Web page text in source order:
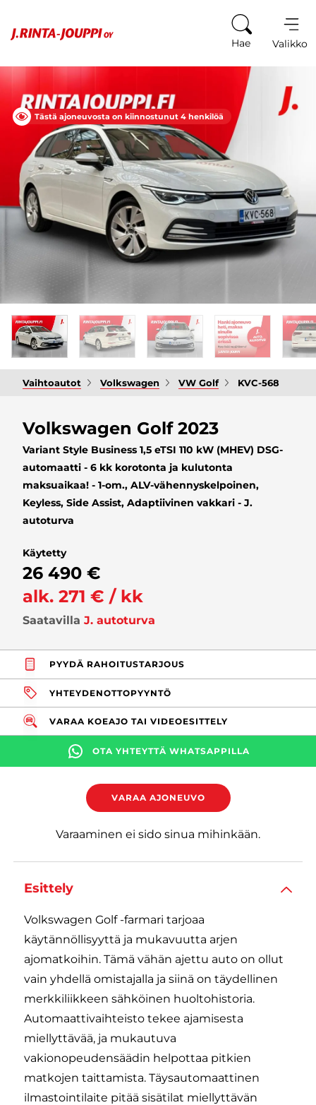
Hae Valikko
Tästä ajoneuvosta on kiinnostunut 4 henkilöä
Vaihtoautot Volkswagen VW Golf KVC-568
Volkswagen Golf 2023
Variant Style Business 1,5 eTSI 110 kW (MHEV) DSG-
automaatti - 6 kk korotonta ja kulutonta
maksuaikaa! - 1-om., ALV-vähennyskelpoinen,
Keyless, Side Assist, Adaptiivinen vakkari - J.
autoturva
Käytetty
26 490 €
alk. 271 € / kk
Saatavilla J. autoturva
PYYDÄ RAHOITUSTARJOUS
YHTEYDENOTTOPYYNTÖ
VARAA KOEAJO TAI VIDEOESITTELY
OTA YHTEYTTÄ WHATSAPPILLA
VARAA AJONEUVO
Varaaminen ei sido sinua mihinkään.
Esittely
Volkswagen Golf -farmari tarjoaa
käytännöllisyyttä ja mukavuutta arjen
ajomatkoihin. Tämä vähän ajettu auto on ollut
vain yhdellä omistajalla ja siinä on täydellinen
merkkiliikkeen sähköinen huoltohistoria.
Automaattivaihteisto tekee ajamisesta
miellyttävää, ja mukautuva
vakionopeudensäädin helpottaa pitkien
matkojen taittamista. Täysautomaattinen
ilmastointilaite pitää sisätilat miellyttävän